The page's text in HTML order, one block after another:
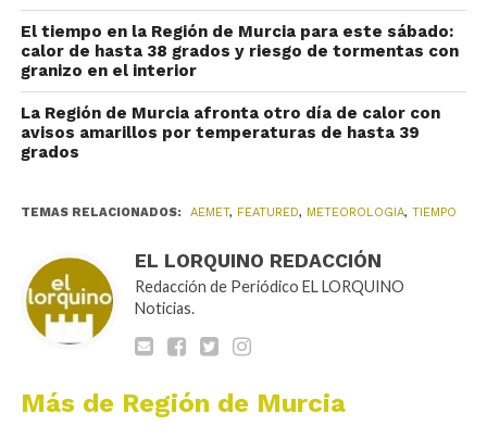
El tiempo en la Región de Murcia para este sábado:
calor de hasta 38 grados y riesgo de tormentas con
granizo en el interior
La Región de Murcia afronta otro día de calor con
avisos amarillos por temperaturas de hasta 39
grados
TEMAS RELACIONADOS: AEMET, FEATURED, METEOROLOGIA, TIEMPO
EL LORQUINO REDACCIÓN
Redacción de Periódico EL LORQUINO
Noticias.
Más de Región de Murcia